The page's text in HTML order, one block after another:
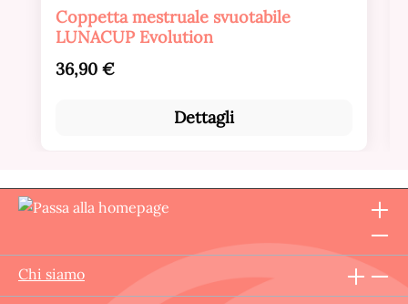
Valutazione media di 4.88 su 5 stelle
Coppetta mestruale svuotabile
LUNACUP Evolution
Prezzo normale:
36,90 €
Dettagli
Chi siamo